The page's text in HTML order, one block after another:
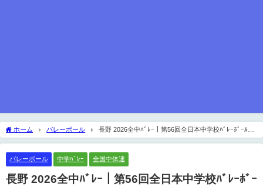
ホーム バレーボール
長野 2026全中ﾊﾞﾚｰ｜第56回全日本中学校ﾊﾞﾚｰﾎﾞｰﾙ選
手権大会県予選 男子結果
バレーボール 中学ﾊﾞﾚｰ 全国中体連
長野 2026全中ﾊﾞﾚｰ｜第56回全日本中学校ﾊﾞﾚｰﾎﾞｰ